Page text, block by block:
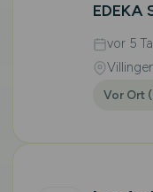
EDEKA
vor 5
Vor Ort